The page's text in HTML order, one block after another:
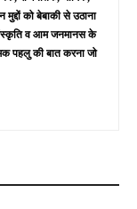
को बेबाकी से उठाना
व आम जनमानस के
पहलु की बात करना जो